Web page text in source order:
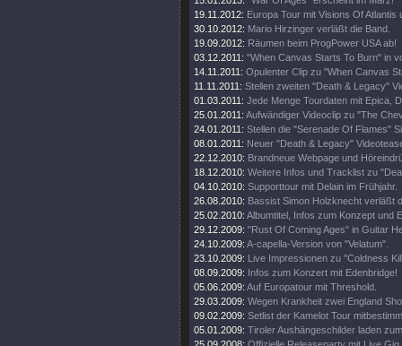
19.11.2012: Europa Tour mit Visions Of Atlantis
30.10.2012: Mario Hirzinger verläßt die Band.
19.09.2012: Räumen beim ProgPower USA ab!
03.12.2011: "When Canvas Starts To Burn" in
14.11.2011: Opulenter Clip zu "When Canvas
11.11.2011: Stellen zweiten "Death & Legacy"
01.03.2011: Jede Menge Tourdaten mit Epica,
25.01.2011: Aufwändiger Videoclip zu "The
24.01.2011: Stellen die "Serenade Of Flames"
08.01.2011: Neuer "Death & Legacy"
22.12.2010: Brandneue Webpage und
18.12.2010: Weitere Infos und Tracklist zu
04.10.2010: Supporttour mit Delain im Frühjahr.
26.08.2010: Bassist Simon Holzknecht verläßt
25.02.2010: Albumtitel, Infos zum Konzept und
29.12.2009: "Rust Of Coming Ages" in Guitar
24.10.2009: A-capella-Version von "Velatum".
23.10.2009: Live Impressionen zu "Coldness
08.09.2009: Infos zum Konzert mit Edenbridge!
05.06.2009: Auf Europatour mit Threshold.
29.03.2009: Wegen Krankheit zwei England
09.02.2009: Setlist der Kamelot Tour
05.01.2009: Tiroler Aushängeschilder laden